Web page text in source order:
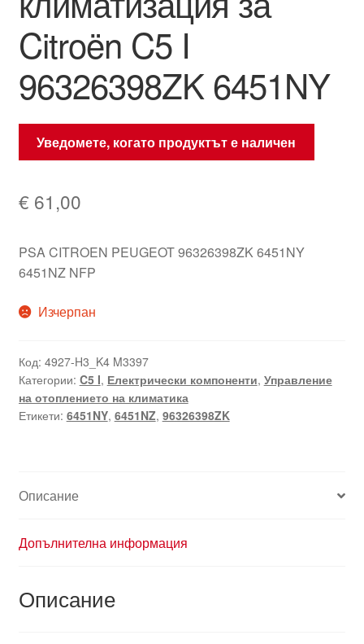
Citroën C5 I
96326398ZK 6451NY
Уведомете, когато продуктът е наличен
€ 61,00
PSA CITROEN PEUGEOT 96326398ZK 6451NY
6451NZ NFP
Изчерпан
Код: 4927-H3_K4 M3397
Категории: C5 I, Електрически компоненти, Управление
на отоплението на климатика
Етикети: 6451NY, 6451NZ, 96326398ZK
Описание
Допълнителна информация
Описание